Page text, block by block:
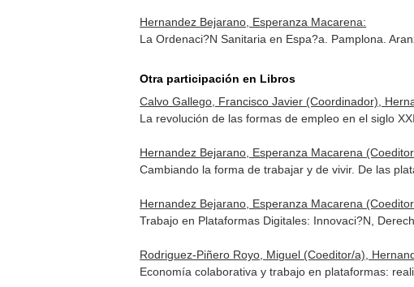
Hernandez Bejarano, Esperanza Macarena:
La Ordenaci?N Sanitaria en Espa?a. Pamplona.
Otra participación en Libros
Calvo Gallego, Francisco Javier (Coordinador),
La revolución de las formas de empleo en el siglo
Hernandez Bejarano, Esperanza Macarena
Cambiando la forma de trabajar y de vivir. De las
Hernandez Bejarano, Esperanza Macarena
Trabajo en Plataformas Digitales: Innovaci?N,
Rodriguez-Piñero Royo, Miguel (Coeditor/a),
Economía colaborativa y trabajo en plataformas: